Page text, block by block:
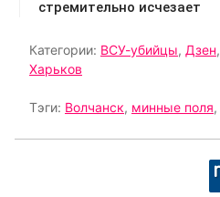
Категории: ВСУ-убийцы, Дзен,
Харьков
Тэги: Волчанск, минные поля,